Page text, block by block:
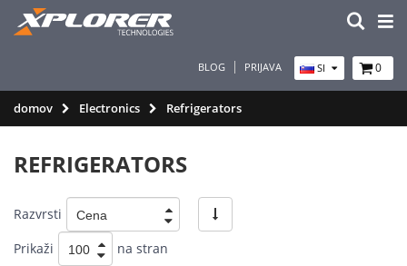
BLOG PRIJAVA SI 0
domov Electronics Refrigerators
REFRIGERATORS
Razvrsti
Prikaži
na stran